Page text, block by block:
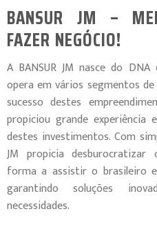
BANSUR JM –
FAZER NEGÓCIO!
A BANSUR JM nasce do
opera em vários segmentos
sucesso destes
propiciou grande experiência
destes investimentos. Com
JM propicia
forma a assistir o brasileiro
garantindo soluções
necessidades.